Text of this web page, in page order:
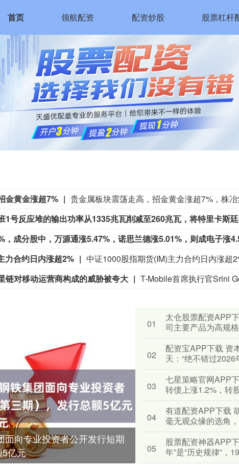
首页 领航配资 配资炒股 股票杠杆
金黄金涨超7%
力合约日内涨超2%
链对移动运营商构成的威胁被夸大
向专业投资者公开发行短期
亿元
01
太仓股票配资APP
司主要产品为高规
02
配资宝APP下载 资
天：“绝不错过2026
03
七星策略官网APP
转债上涨1.2%，转
04
有道配资APP下载
毫无观众缘的选角
年第一部烂剧
05
股票配资神器APP
年”是“历史规律”，
佳对照